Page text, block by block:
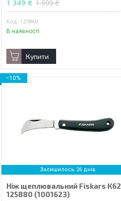
1 349 ₴ 1 599 ₴
123860
В наявності
Купити
–10%
Залишилось 26 днів
Ніж щеплювальний Fiskars К62
125880 (1001623)